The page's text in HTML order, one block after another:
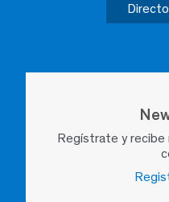
Regístrate y